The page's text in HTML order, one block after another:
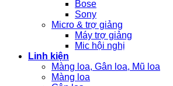
Bose
Sony
Micro & trợ giảng
Máy trợ giảng
Mic hội nghị
Linh kiện
Màng loa, Gân loa, Mũ loa
Màng loa